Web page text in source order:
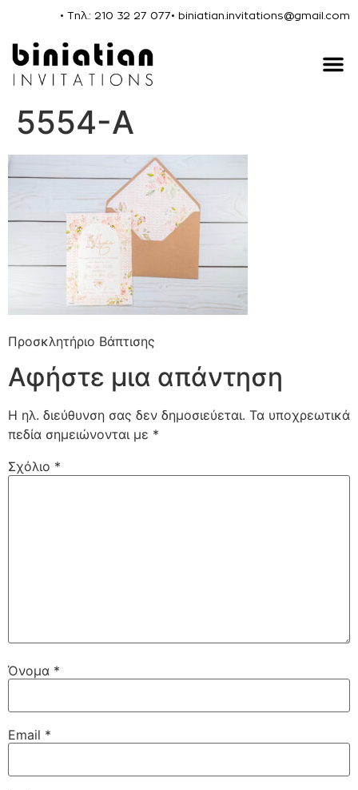
• Τηλ.: 210 32 27 077• biniatian.invitations@gmail.com
5554-A
Προσκλητήριο Βάπτισης
Αφήστε μια απάντηση
Η ηλ. διεύθυνση σας δεν δημοσιεύεται. Τα υποχρεωτικά
πεδία σημειώνονται με *
Σχόλιο *
Όνομα *
Email *